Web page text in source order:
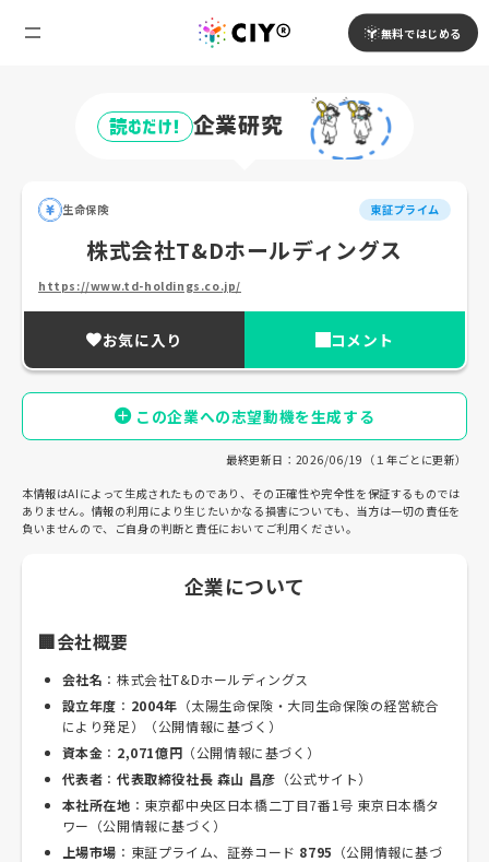
無料ではじめる
読むだけ! 企業研究
生命保険 東証プライム
株式会社T&Dホールディングス
https://www.td-holdings.co.jp/
お気に入り コメント
この企業への志望動機を生成する
最終更新日：2026/06/19（１年ごとに更新）
本情報はAIによって生成されたものであり、その正確性や完全性を保証するものでは
ありません。情報の利用により生じたいかなる損害についても、当方は一切の責任を
負いませんので、ご自身の判断と責任においてご利用ください。
企業について
🏢会社概要
会社名 ：株式会社T&Dホールディングス
設立年度 ： 2004年 （太陽生命保険・大同生命保険の経営統合
により発足）（公開情報に基づく）
資本金 ： 2,071億円 （公開情報に基づく）
代表者 ：代表取締役社長 森山 昌彦 （公式サイト）
本社所在地 ：東京都中央区日本橋二丁目7番1号 東京日本橋タ
ワー（公開情報に基づく）
上場市場 ：東証プライム、証券コード 8795 （公開情報に基づ